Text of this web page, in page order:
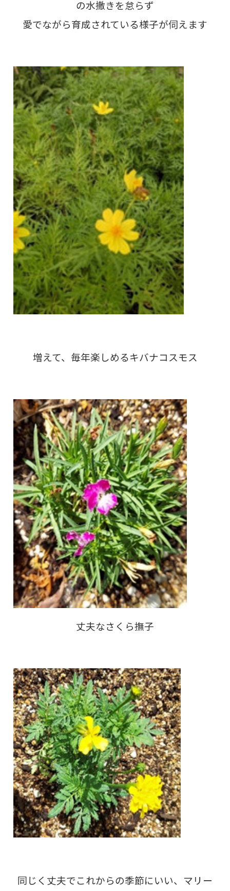
の水撒きを怠らず
愛でながら育成されている様子が伺えます
増えて、毎年楽しめるキバナコスモス
丈夫なさくら撫子
同じく丈夫でこれからの季節にいい、マリー